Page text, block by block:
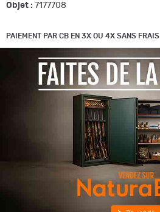
Objet : 7177708
PAIEMENT PAR CB EN 3X OU 4X SANS FRAIS